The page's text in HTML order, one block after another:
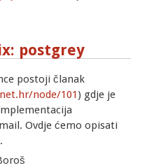
postgrey
postoji članak
node/101 ) gdje je
Ovdje ćemo opisati